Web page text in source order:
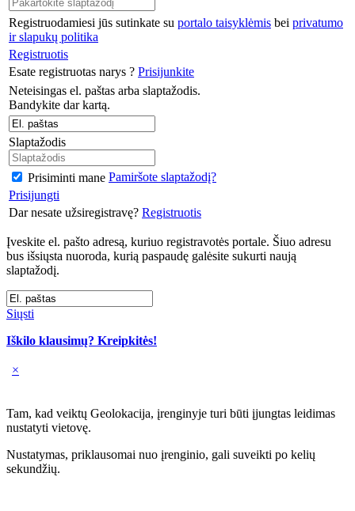
Registruodamiesi jūs sutinkate su portalo taisyklėmis bei privatumo
ir slapukų politika
Registruotis
Esate registruotas narys ? Prisijunkite
Neteisingas el. paštas arba slaptažodis.
Bandykite dar kartą.
Slaptažodis
Prisiminti mane Pamiršote slaptažodį?
Prisijungti
Dar nesate užsiregistravę? Registruotis
Įveskite el. pašto adresą, kuriuo registravotės portale. Šiuo adresu
bus išsiųsta nuoroda, kurią paspaudę galėsite sukurti naują
slaptažodį.
Siųsti
Iškilo klausimų? Kreipkitės!
×
Tam, kad veiktų Geolokacija, įrenginyje turi būti įjungtas leidimas
nustatyti vietovę.
Nustatymas, priklausomai nuo įrenginio, gali suveikti po kelių
sekundžių.